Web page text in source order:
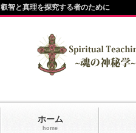
ホーム
home
叡智と真理を探究する者のために